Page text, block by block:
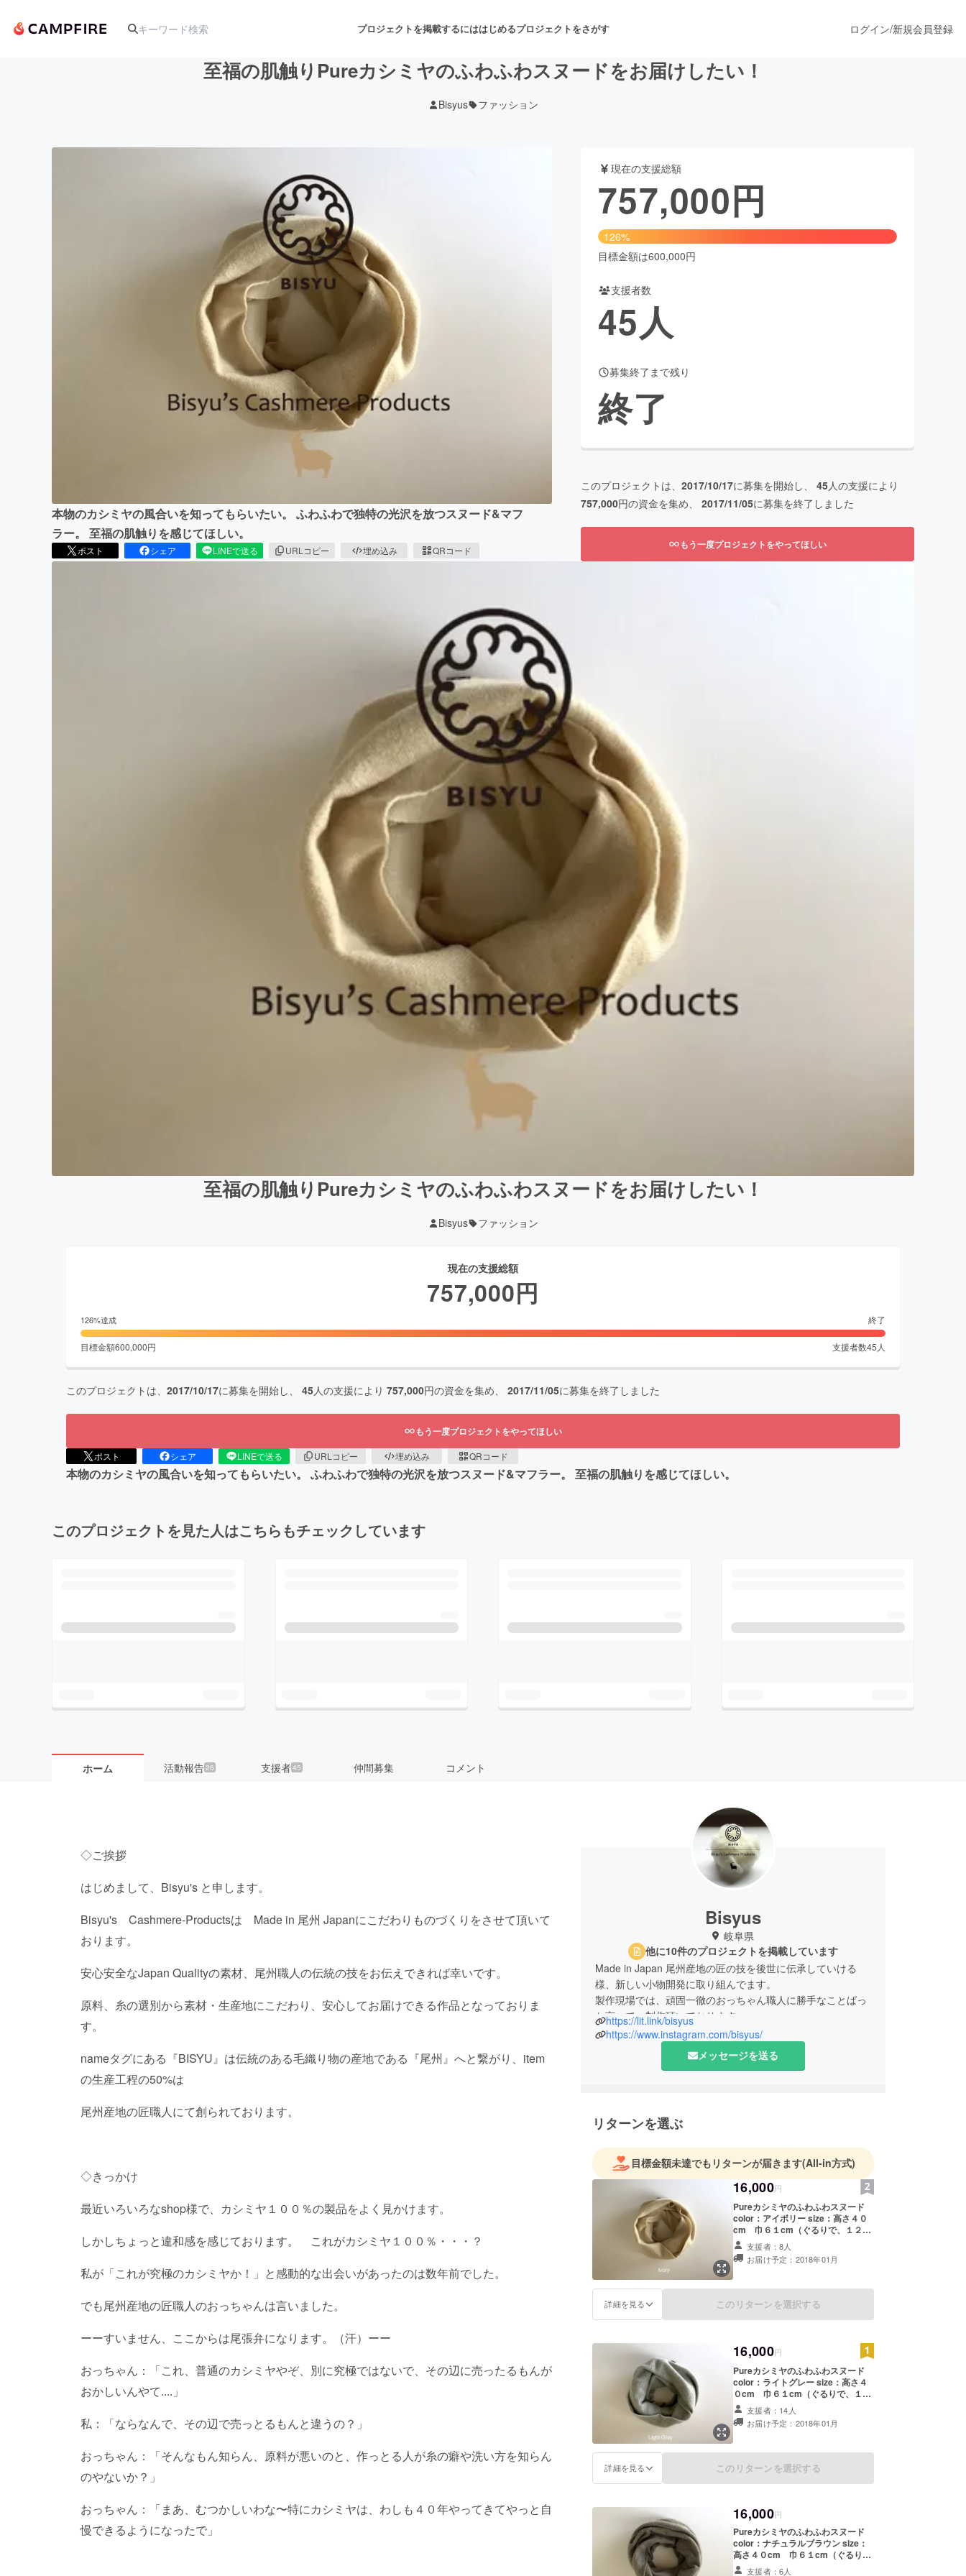
プロジェクトを掲載するにははじめるプロジェクトをさがす
舞台・パフォーマンス
ゲーム・サービス開発 ファッション
書籍・雑誌出版
ビジネス・起業 チャレンジ ビューティー・ヘルスケア
まちづくり・地域活性化
CAMPFIRE for Social Good
CAMPFIREふるさと納税
ログイン/新規会員登録
至福の肌触りPureカシミヤのふわふわスヌードをお届けしたい！
Bisyus ファッション
本物のカシミヤの風合いを知ってもらいたい。 ふわふわで独特の光沢を放つスヌード&マフ
ラー。 至福の肌触りを感じてほしい。
ポスト シェア LINEで送る URLコピー 埋め込み QRコード
現在の支援総額
757,000円
126%
目標金額は600,000円
支援者数
45人
募集終了まで残り
終了
このプロジェクトは、 2017/10/17に募集を開始し、 45人の支援により
757,000円の資金を集め、 2017/11/05に募集を終了しました
もう一度プロジェクトをやってほしい
至福の肌触りPureカシミヤのふわふわスヌードをお届けしたい！
Bisyus ファッション
現在の支援総額
757,000円
126%達成 終了
目標金額600,000円 支援者数45 人
このプロジェクトは、 2017/10/17に募集を開始し、 45人の支援により 757,000円の資金を集め、 2017/11/05に募集を終了しました
もう一度プロジェクトをやってほしい
ポスト シェア LINEで送る URLコピー 埋め込み QRコード
本物のカシミヤの風合いを知ってもらいたい。 ふわふわで独特の光沢を放つスヌード&マフラー。 至福の肌触りを感じてほしい。
このプロジェクトを見た人はこちらもチェックしています
ホーム 活動報告26 支援者45 仲間募集 コメント
◇ご挨拶
はじめまして、Bisyu's と申します。
Bisyu's Cashmere-Productsは Made in 尾州 Japanにこだわりものづくりをさせて頂いて
おります。
安心安全なJapan Qualityの素材、尾州職人の伝統の技をお伝えできれば幸いです。
原料、糸の選別から素材・生産地にこだわり、安心してお届けできる作品となっておりま
す。
nameタグにある『BISYU』は伝統のある毛織り物の産地である『尾州』へと繋がり、item
の生産工程の50%は
尾州産地の匠職人にて創られております。
◇きっかけ
最近いろいろなshop様で、カシミヤ１００％の製品をよく見かけます。
しかしちょっと違和感を感じております。 これがカシミヤ１００％・・・？
私が「これが究極のカシミヤか！」と感動的な出会いがあったのは数年前でした。
でも尾州産地の匠職人のおっちゃんは言いました。
ーーすいません、ここからは尾張弁になります。（汗）ーー
おっちゃん：「これ、普通のカシミヤやぞ、別に究極ではないで、その辺に売ったるもんが
おかしいんやて....」
私：「ならなんで、その辺で売っとるもんと違うの？」
おっちゃん：「そんなもん知らん、原料が悪いのと、作っとる人が糸の癖や洗い方を知らん
のやないか？」
おっちゃん：「まあ、むつかしいわな〜特にカシミヤは、わしも４０年やってきてやっと自
慢できるようになったで」
Bisyus
岐阜県
他に10件のプロジェクトを掲載しています
Made in Japan 尾州産地の匠の技を後世に伝承していける
様、新しい小物開発に取り組んでます。
製作現場では、頑固一徹のおっちゃん職人に勝手なことばっ
か言って、制作頂いております。
伝統に培われた匠の技を全国の皆様にお届けできればと、
一意専心の気持ちを忘れず、日々精進したいと思っておりま
https://lit.link/bisyus
https://www.instagram.com/bisyus/
メッセージを送る
リターンを選ぶ
目標金額未達でもリターンが届きます(All-in方式)
16,000円
Pureカシミヤのふわふわスヌード
color：アイボリー size：高さ４０
cm 巾６１cm（ぐるりで、１２２
cm） quality：カシミヤー１００％
Production area：日本
支援者：8人
お届け予定：2018年01月
詳細を見る このリターンを選択する
16,000円
Pureカシミヤのふわふわスヌード
color：ライトグレー size：高さ４
０cm 巾６１cm（ぐるりで、１２
２cm） quality：カシミヤー１０
０％ Production area：日本
支援者：14人
お届け予定：2018年01月
詳細を見る このリターンを選択する
16,000円
Pureカシミヤのふわふわスヌード
color：ナチュラルブラウン size：
高さ４０cm 巾６１cm（ぐるり
で、１２２cm） quality：カシミ
支援者：6人